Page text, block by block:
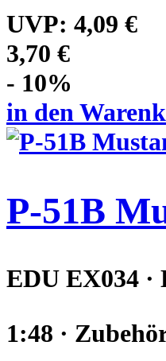
UVP: 4,09 €
3,70 €
- 10%
in den
P-51B
EDU EX034 ·
1:48 ·